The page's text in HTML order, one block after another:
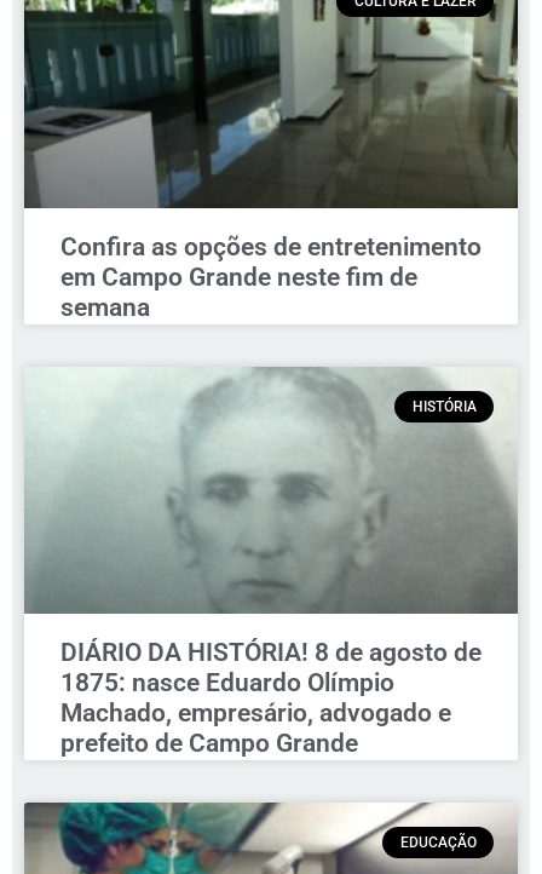
Confira as opções de entretenimento
em Campo Grande neste fim de
semana
HISTÓRIA
DIÁRIO DA HISTÓRIA! 8 de agosto de
1875: nasce Eduardo Olímpio
Machado, empresário, advogado e
prefeito de Campo Grande
EDUCAÇÃO